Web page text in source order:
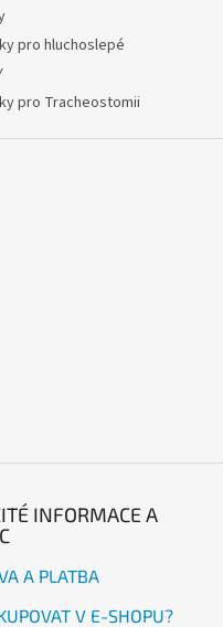
pro hluchoslepé
pro Tracheostomii
INFORMACE A
A PLATBA
V E-SHOPU?